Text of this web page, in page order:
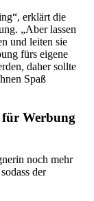
erklärt die
„Aber lassen
und leiten sie
fürs eigene
daher sollte
Spaß
Werbung
noch mehr
der